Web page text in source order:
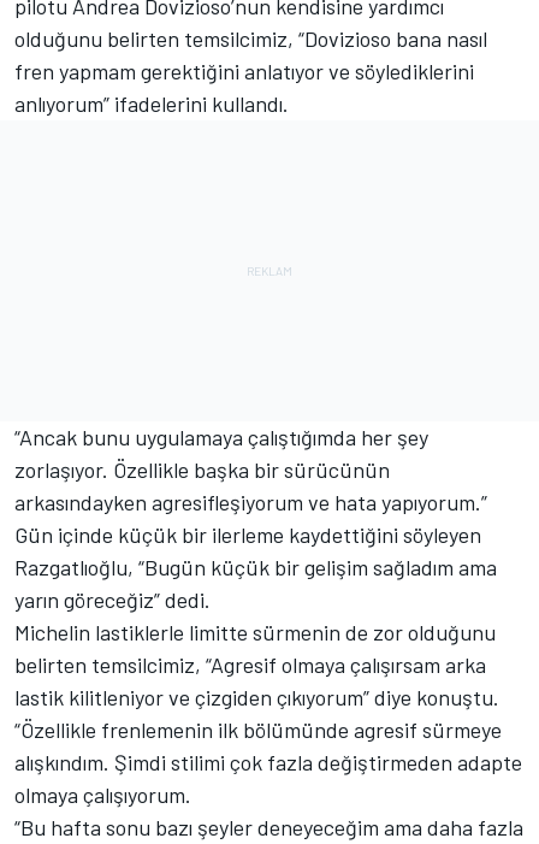
pilotu Andrea Dovizioso’nun kendisine yardımcı
olduğunu belirten temsilcimiz, “Dovizioso bana nasıl
fren yapmam gerektiğini anlatıyor ve söylediklerini
anlıyorum” ifadelerini kullandı.
“Ancak bunu uygulamaya çalıştığımda her şey
zorlaşıyor. Özellikle başka bir sürücünün
arkasındayken agresifleşiyorum ve hata yapıyorum.”
Gün içinde küçük bir ilerleme kaydettiğini söyleyen
Razgatlıoğlu, “Bugün küçük bir gelişim sağladım ama
yarın göreceğiz” dedi.
Michelin lastiklerle limitte sürmenin de zor olduğunu
belirten temsilcimiz, “Agresif olmaya çalışırsam arka
lastik kilitleniyor ve çizgiden çıkıyorum” diye konuştu.
“Özellikle frenlemenin ilk bölümünde agresif sürmeye
alışkındım. Şimdi stilimi çok fazla değiştirmeden adapte
olmaya çalışıyorum.
“Bu hafta sonu bazı şeyler deneyeceğim ama daha fazla